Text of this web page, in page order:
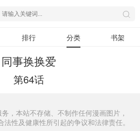
排行 分类 书架
同事换换爱
第64话
，本站不存储、不制作任何漫画图片，
性及健康性所引起的争议和法律责任。